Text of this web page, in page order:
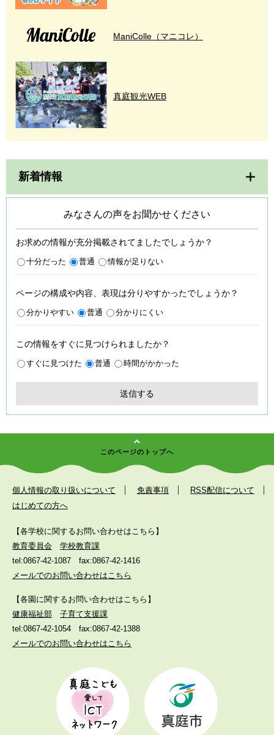
ManiColle（マニコレ）
真庭観光WEB
新着情報
みなさんの声をお聞かせください
お求めの情報が充分掲載されてましたでしょうか？
十分だった 普通 情報が足りない
ページの構成や内容、表現は分りやすかったでしょうか？
分かりやすい 普通 分かりにくい
この情報をすぐに見つけられましたか？
すぐに見つけた 普通 時間がかかった
このページのトップへ
個人情報の取り扱いについて 免責事項
RSS配信について
はじめての方へ
【各学校に関するお問い合わせはこちら】
教育委員会
学校教育課
tel:0867-42-1087
fax:0867-42-1416
メールでのお問い合わせはこちら
【各園に関するお問い合わせはこちら】
健康福祉部
子育て支援課
tel:0867-42-1054
fax:0867-42-1388
メールでのお問い合わせはこちら